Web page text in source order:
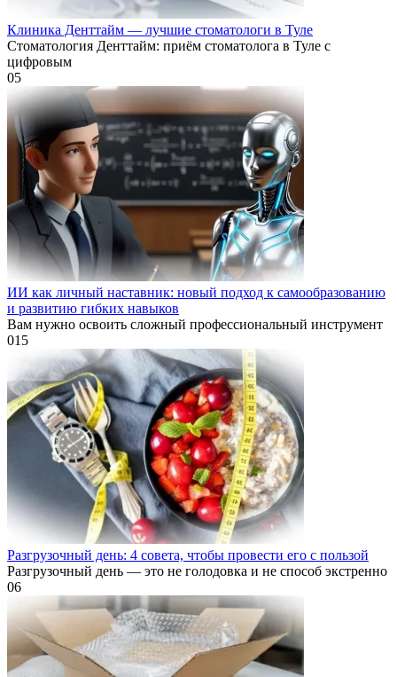
Клиника Денттайм — лучшие стоматологи в Туле
Стоматология Денттайм: приём стоматолога в Туле с
цифровым
05
ИИ как личный наставник: новый подход к самообразованию
и развитию гибких навыков
Вам нужно освоить сложный профессиональный инструмент
015
Разгрузочный день: 4 совета, чтобы провести его с пользой
Разгрузочный день — это не голодовка и не способ экстренно
06